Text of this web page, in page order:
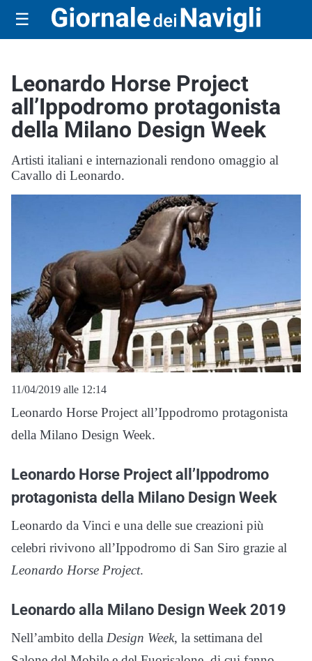
☰
Leonardo Horse Project
all’Ippodromo protagonista
della Milano Design Week
Artisti italiani e internazionali rendono omaggio al
Cavallo di Leonardo.
11/04/2019 alle 12:14
Leonardo Horse Project all’Ippodromo protagonista
della Milano Design Week.
Leonardo Horse Project all’Ippodromo
protagonista della Milano Design Week
Leonardo da Vinci e una delle sue creazioni più
celebri rivivono all’Ippodromo di San Siro grazie al
Leonardo Horse Project.
Leonardo alla Milano Design Week 2019
Nell’ambito della Design Week, la settimana del